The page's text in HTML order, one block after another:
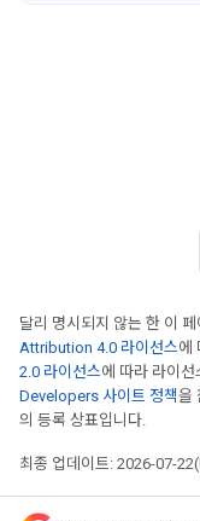
달리 명시되지 않는 한 이
Attribution 4.0 라이선스에
2.0 라이선스에 따라 라이
Developers 사이트 정책을
의 등록 상표입니다.
최종 업데이트: 2026-07-